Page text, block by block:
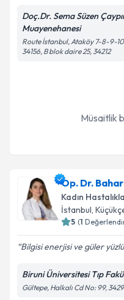
kapsamda
Doç.Dr. Sema Süzen
Muayenehanesi
Route İstanbul, Ataköy 7-8-9-
34156, B blok daire 25, 34212
Müsaitlik
Op. Dr.
Kadın
İstanbul,
5 (1
Bilgisi enerjisi ve güler
Biruni Üniversitesi Tıp
Gültepe, Halkalı Cd No: 99,